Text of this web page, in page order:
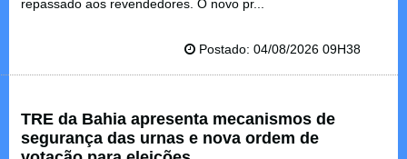
repassado aos revendedores. O novo pr...
Postado: 04/08/2026 09H38
TRE da Bahia apresenta mecanismos de
segurança das urnas e nova ordem de